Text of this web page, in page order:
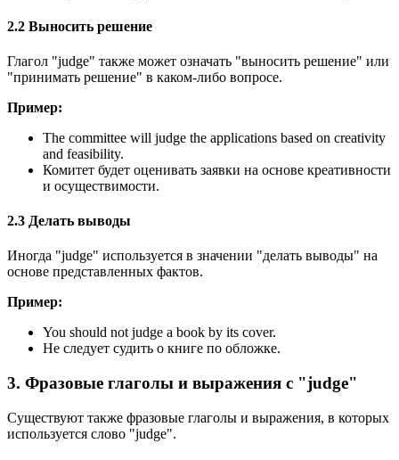
2.2 Выносить решение
Глагол "judge" также может означать "выносить решение" или
"принимать решение" в каком-либо вопросе.
Пример:
The committee will judge the applications based on creativity
and feasibility.
Комитет будет оценивать заявки на основе креативности
и осуществимости.
2.3 Делать выводы
Иногда "judge" используется в значении "делать выводы" на
основе представленных фактов.
Пример:
You should not judge a book by its cover.
Не следует судить о книге по обложке.
3. Фразовые глаголы и выражения с "judge"
Существуют также фразовые глаголы и выражения, в которых
используется слово "judge".